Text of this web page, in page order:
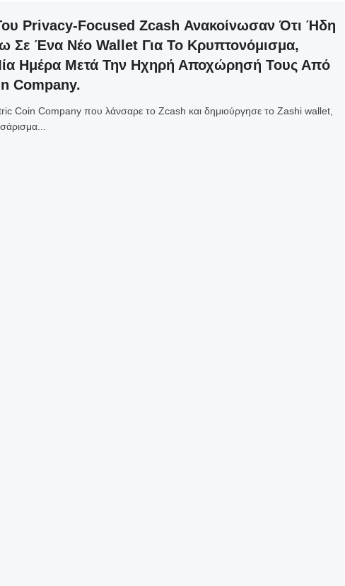
Privacy-Focused Zcash Ανακοίνωσαν Ότι Ήδη
Σε Ένα Νέο Wallet Για Το Κρυπτονόμισμα,
Ημέρα Μετά Την Ηχηρή Αποχώρησή Τους Από
Company.
Coin Company που λάνσαρε το Zcash και δημιούργησε το Zashi wallet,